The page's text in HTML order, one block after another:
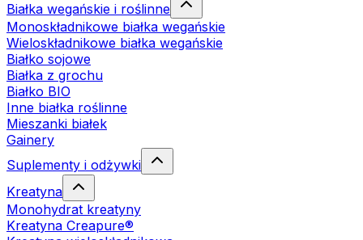
Białka wegańskie i roślinne
Monoskładnikowe białka wegańskie
Wieloskładnikowe białka wegańskie
Białko sojowe
Białka z grochu
Białko BIO
Inne białka roślinne
Mieszanki białek
Gainery
Suplementy i odżywki
Kreatyna
Monohydrat kreatyny
Kreatyna Creapure®